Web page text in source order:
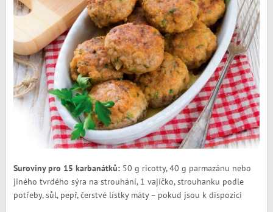
Suroviny pro 15 karbanátků: 50 g ricotty, 40 g parmazánu nebo
jiného tvrdého sýra na strouhání, 1 vajíčko, strouhanku podle
potřeby, sůl, pepř, čerstvé lístky máty – pokud jsou k dispozici